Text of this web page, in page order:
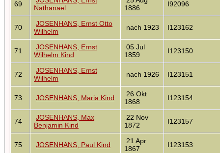
69
Nathanael
1886
I92096
70
JOSENHANS, Ernst Otto
Wilhelm
nach 1923 I123162
71
JOSENHANS, Ernst
Wilhelm Kind
05 Jul
1859
I123150
72
JOSENHANS, Ernst
Wilhelm
nach 1926 I123151
73 JOSENHANS, Maria Kind
26 Okt
1868
I123154
74
JOSENHANS, Max
Benjamin Kind
22 Nov
1872
I123157
75 JOSENHANS, Paul Kind
21 Apr
1867
I123153